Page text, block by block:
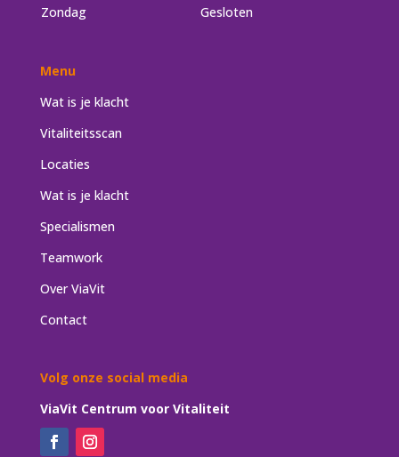
Zondag
Gesloten
Menu
Wat is je klacht
Vitaliteitsscan
Locaties
Wat is je klacht
Specialismen
Teamwork
Over ViaVit
Contact
Volg onze social media
ViaVit Centrum voor Vitaliteit